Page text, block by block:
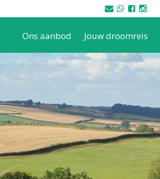
Ons aanbod Jouw droomreis